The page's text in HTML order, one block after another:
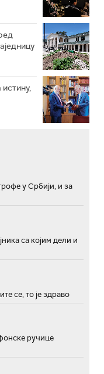
у Србији, и за
са којим дели и
се, то је здраво
ручице